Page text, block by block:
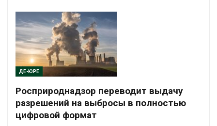
ДЕ-ЮРЕ
Росприроднадзор переводит выдачу
разрешений на выбросы в полностью
цифровой формат